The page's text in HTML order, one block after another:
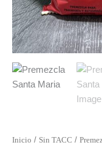
Inicio / Sin TACC /